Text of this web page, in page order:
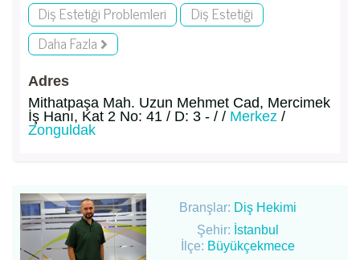
Diş Estetiği Problemleri
Diş Estetiği
Daha Fazla
Adres
Mithatpaşa Mah. Uzun Mehmet Cad, Mercimek
İş Hanı, Kat 2 No: 41 / D: 3 - / / Merkez /
Zonguldak
Branşlar: Diş Hekimi
Şehir: İstanbul
İlçe: Büyükçekmece